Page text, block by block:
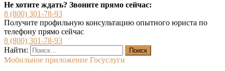
Не хотите ждать? Звоните прямо сейчас:
8 (800) 301-78-93
Получите профильную консультацию опытного юриста по
телефону прямо сейчас
8 (800) 301-78-93
Найти:
Мобильное приложение Госуслуги